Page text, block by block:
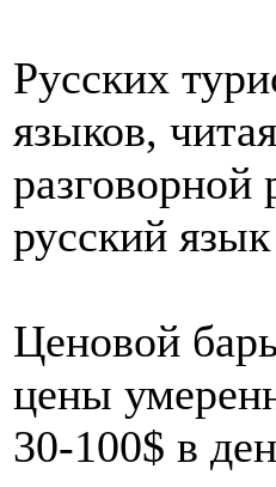
Русских
языков,
русский
Ценовой
цены
30-100$ в